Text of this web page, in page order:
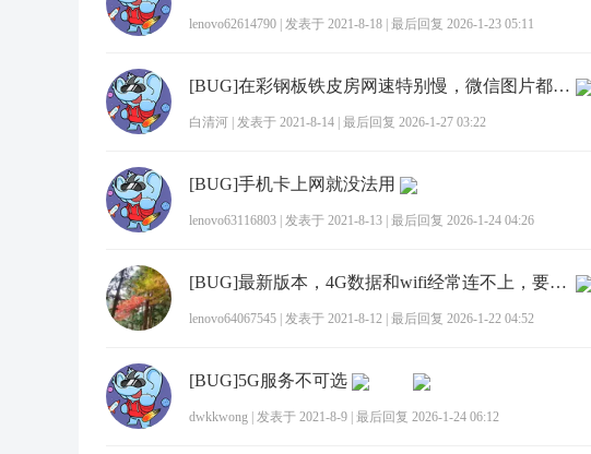
lenovo62614790 发表于 2021-8-18 最后回复 2026-1-23 05:11
[BUG]在彩钢板铁皮房网速特别慢，微信图片都打不开。
白清河 发表于 2021-8-14 最后回复 2026-1-27 03:22
[BUG]手机卡上网就没法用
lenovo63116803 发表于 2021-8-13 最后回复 2026-1-24 04:26
[BUG]最新版本，4G数据和wifi经常连不上，要关闭再打开一下才行
lenovo64067545 发表于 2021-8-12 最后回复 2026-1-22 04:52
[BUG]5G服务不可选
dwkkwong 发表于 2021-8-9 最后回复 2026-1-24 06:12